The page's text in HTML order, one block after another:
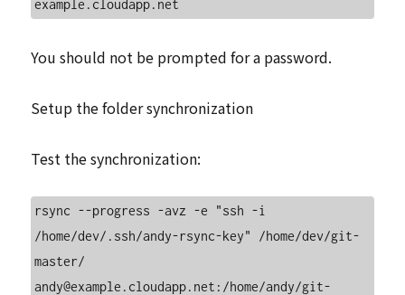
You should not be prompted for a password.
Setup the folder synchronization
Test the synchronization:
rsync --progress -avz -e "ssh -i
/home/dev/.ssh/andy-rsync-key" /home/dev/git-
master/
andy@example.cloudapp.net:/home/andy/git-